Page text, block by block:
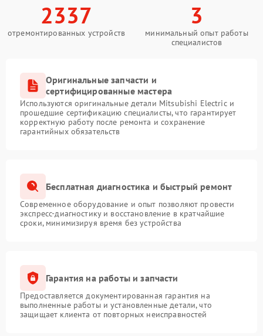
2337
отремонтированных устройств
3
минимальный опыт работы
специалистов
Оригинальные запчасти и
сертифицированные мастера
Используются оригинальные детали Mitsubishi Electric и
прошедшие сертификацию специалисты, что гарантирует
корректную работу после ремонта и сохранение
гарантийных обязательств
Бесплатная диагностика и быстрый ремонт
Современное оборудование и опыт позволяют провести
экспресс-диагностику и восстановление в кратчайшие
сроки, минимизируя время без устройства
Гарантия на работы и запчасти
Предоставляется документированная гарантия на
выполненные работы и установленные детали, что
защищает клиента от повторных неисправностей